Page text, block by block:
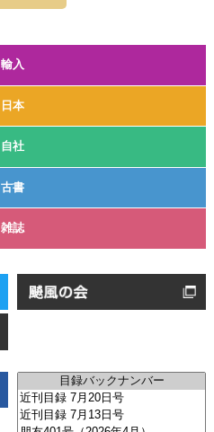
輸入
日本
自社
古書
雑誌